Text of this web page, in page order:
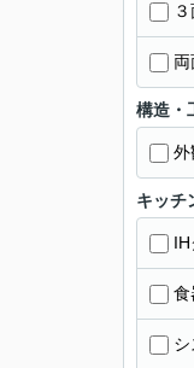
構造・
外
キッチ
食